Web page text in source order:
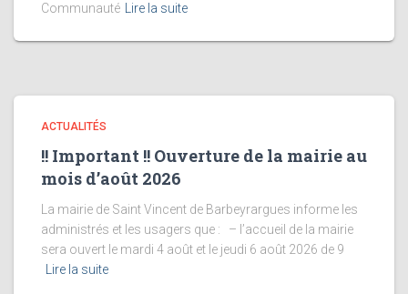
Communauté
Lire la suite
ACTUALITÉS
!! Important !! Ouverture de la mairie au
mois d’août 2026
La mairie de Saint Vincent de Barbeyrargues informe les
administrés et les usagers que : – l’accueil de la mairie
sera ouvert le mardi 4 août et le jeudi 6 août 2026 de 9
Lire la suite